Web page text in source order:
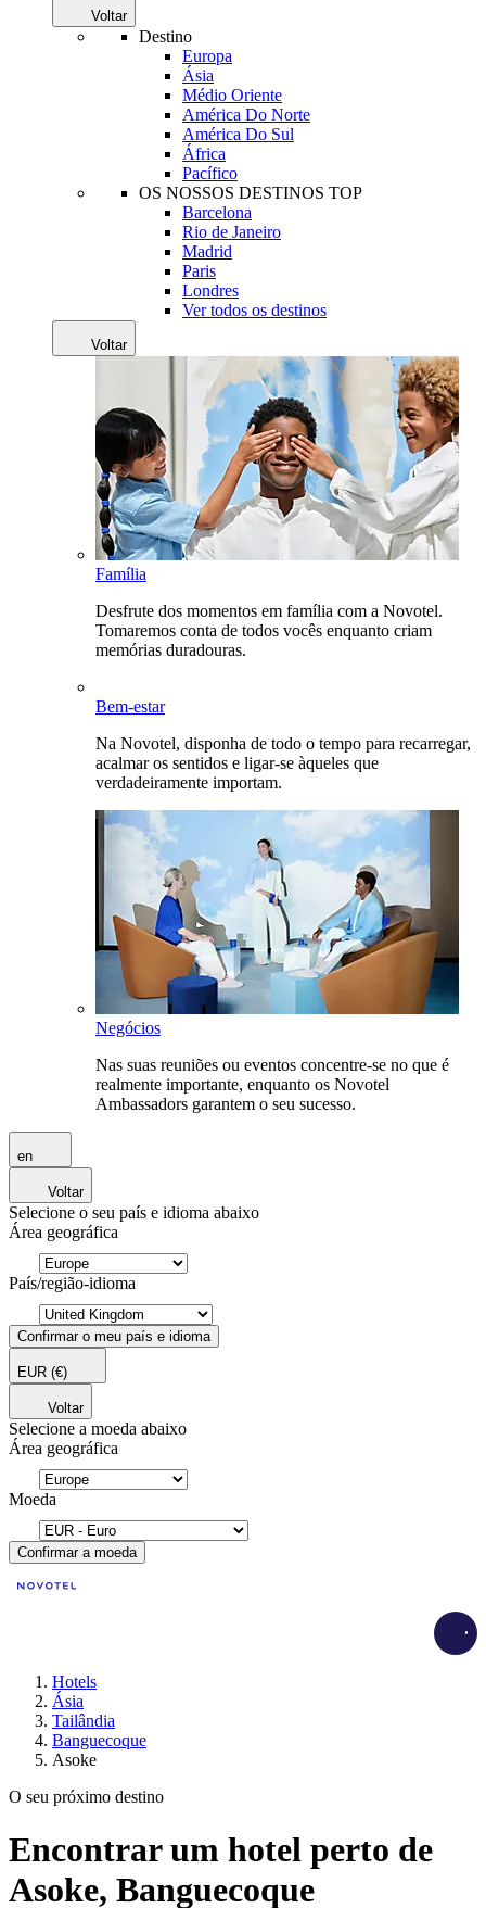
Voltar
Destino
Europa
Ásia
Médio Oriente
América Do Norte
América Do Sul
África
Pacífico
OS NOSSOS DESTINOS TOP
Barcelona
Rio de Janeiro
Madrid
Paris
Londres
Ver todos os destinos
Voltar
Família
Desfrute dos momentos em família com a Novotel.
Tomaremos conta de todos vocês enquanto criam
memórias duradouras.
Bem-estar
Na Novotel, disponha de todo o tempo para recarregar,
acalmar os sentidos e ligar-se àqueles que
verdadeiramente importam.
Negócios
Nas suas reuniões ou eventos concentre-se no que é
realmente importante, enquanto os Novotel
Ambassadors garantem o seu sucesso.
en
Voltar
Selecione o seu país e idioma abaixo
Área geográfica
País/região-idioma
Confirmar o meu país e idioma
EUR (€)
Voltar
Selecione a moeda abaixo
Área geográfica
Moeda
Confirmar a moeda
Hotels
Ásia
Tailândia
Banguecoque
Asoke
O seu próximo destino
Encontrar um hotel perto de
Asoke, Banguecoque